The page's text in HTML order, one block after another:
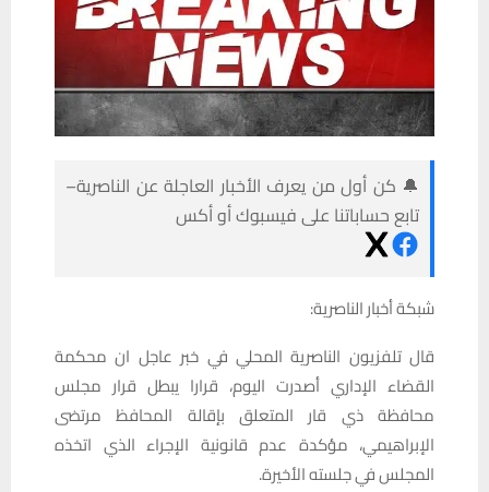
🔔 كن أول من يعرف الأخبار العاجلة عن الناصرية–
تابع حساباتنا على فيسبوك أو أكس
شبكة أخبار الناصرية:
قال تلفزيون الناصرية المحلي في خبر عاجل ان محكمة
القضاء الإداري أصدرت اليوم، قرارا يبطل قرار مجلس
محافظة ذي قار المتعلق بإقالة المحافظ مرتضى
الإبراهيمي، مؤكدة عدم قانونية الإجراء الذي اتخذه
المجلس في جلسته الأخيرة.